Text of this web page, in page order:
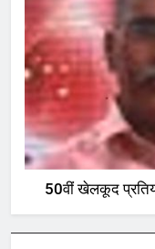
50वीं खेलकूद